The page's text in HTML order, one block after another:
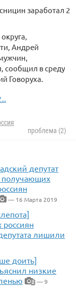
заработал 2
Андрей
сообщил в среду
Говоруха.
проблема (2)
депутат
получающих
— 16 Марта 2019
лишили
доить]
низкие
2 — 9